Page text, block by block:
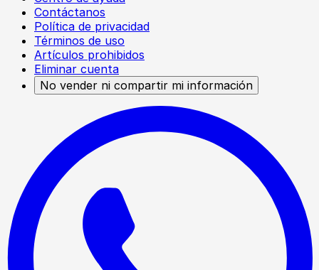
Contáctanos
Política de privacidad
Términos de uso
Artículos prohibidos
Eliminar cuenta
No vender ni compartir mi información